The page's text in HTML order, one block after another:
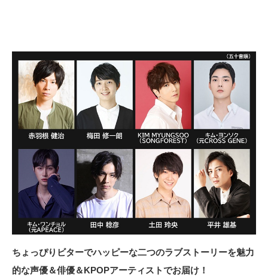
ちょっぴりビターでハッピーな二つのラブストーリーを魅力
的な声優＆俳優＆KPOPアーティストでお届け！